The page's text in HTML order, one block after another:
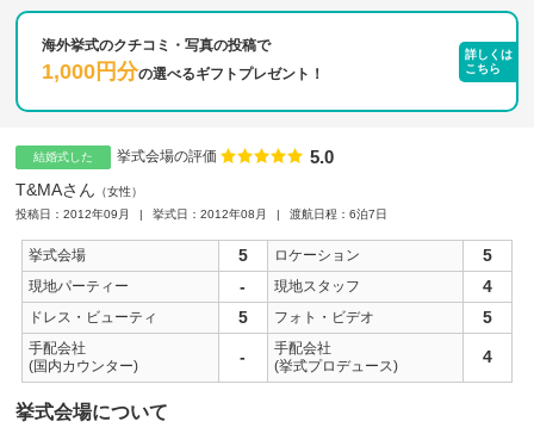
海外挙式のクチコミ・写真の投稿で
1,000円分の選べるギフトプレゼント！
詳しくは
こちら
結婚式した 挙式会場の評価 点数
5.0
T&MAさん
女性
投稿日：2012年09月
挙式日：2012年08月 渡航日程：6泊7日
挙式会場 5 ロケーション 5
現地パーティー - 現地スタッフ 4
ドレス・ビューティ 5 フォト・ビデオ 5
手配会社
(国内カウンター)
-
手配会社
(挙式プロデュース)
4
挙式会場について